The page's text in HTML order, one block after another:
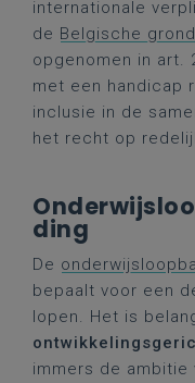
internationale
de Belgische
opgenomen in art.
met een handicap
inclusie in de
het recht op
ding
De
bepaalt voor een
lopen. Het is
immers de ambitie